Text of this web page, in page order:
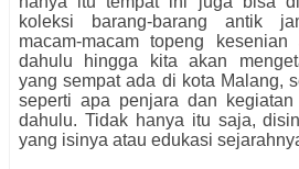
koleksi barang-barang antik
macam-macam topeng
dahulu hingga kita akan
yang sempat ada di kota Malang,
seperti apa penjara dan
dahulu. Tidak hanya itu saja,
yang isinya atau edukasi